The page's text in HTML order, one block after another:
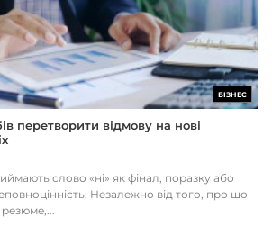
БІЗНЕС
перетворити відмову на нові
слово «ні» як фінал, поразку або
Незалежно від того, про що